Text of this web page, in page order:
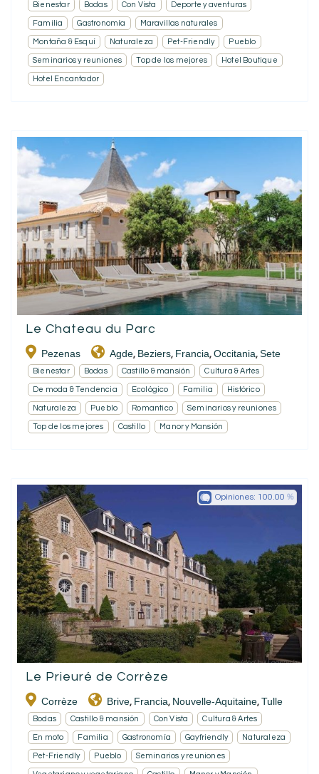
Bienestar Bodas Con Vista Deporte y aventuras
Familia Gastronomía Maravillas naturales
Montaña & Esquí Naturaleza Pet-Friendly Pueblo
Seminarios y reuniones Top de los mejores Hotel Boutique
Hotel Encantador
Le Chateau du Parc
Pezenas Agde, Beziers, Francia, Occitania, Sete
Bienestar Bodas Castillo & mansión Cultura & Artes
De moda & Tendencia Ecológico Familia Histórico
Naturaleza Pueblo Romantico Seminarios y reuniones
Top de los mejores Castillo Manor y Mansión
Le Prieuré de Corrèze
Corrèze Brive, Francia, Nouvelle-Aquitaine, Tulle
Opiniones: 100.00
Bodas Castillo & mansión Con Vista Cultura & Artes
En moto Familia Gastronomía Gayfriendly Naturaleza
Pet-Friendly Pueblo Seminarios y reuniones